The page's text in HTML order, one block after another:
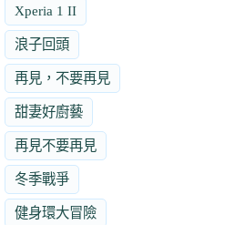
Xperia 1 II
浪子回頭
再見，不要再見
甜妻好廚藝
再見不要再見
冬季戰爭
健身環大冒險